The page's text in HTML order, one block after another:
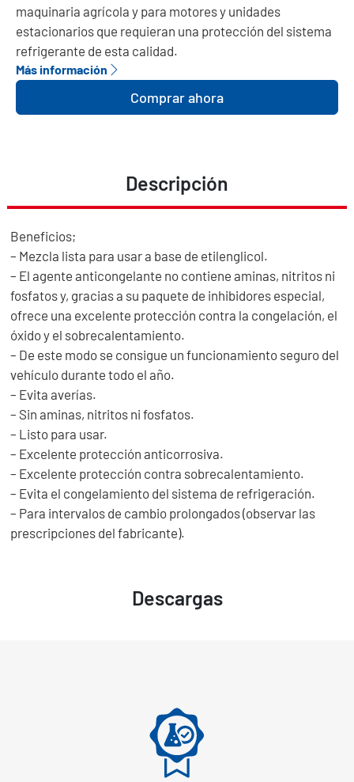
maquinaria agrícola y para motores y unidades
estacionarios que requieran una protección del sistema
refrigerante de esta calidad.
Más información
Comprar ahora
Descripción
Descargas
Beneficios;
– Mezcla lista para usar a base de etilenglicol.
– El agente anticongelante no contiene aminas, nitritos ni
fosfatos y, gracias a su paquete de inhibidores especial,
ofrece una excelente protección contra la congelación, el
óxido y el sobrecalentamiento.
– De este modo se consigue un funcionamiento seguro del
vehículo durante todo el año.
– Evita averías.
– Sin aminas, nitritos ni fosfatos.
– Listo para usar.
– Excelente protección anticorrosiva.
– Excelente protección contra sobrecalentamiento.
– Evita el congelamiento del sistema de refrigeración.
– Para intervalos de cambio prolongados (observar las
prescripciones del fabricante).